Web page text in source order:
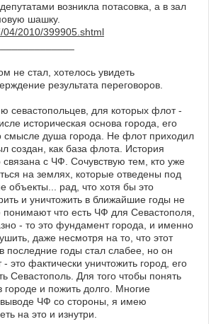
возникла потасовка, а в зал
шашку.
2010/399905.shtml
не стал, хотелось увидеть
результата переговоров.
севастопольцев, для которых флот -
историческая основа города, его
смысле душа города. Не флот приходил
создан, как база флота. История
связана с ЧФ. Сочувствую тем, кто уже
на землях, которые отведены под
объекты... рад, что хотя бы это
и уничтожить в ближайшие годы не
что есть ЧФ для Севастополя,
- то это фундамент города, и именно
даже несмотря на то, что этот
последние годы стал слабее, но он
это фактически уничтожить город, его
Севастополь. Для того чтобы понять
городе и пожить долго. Многие
выводе ЧФ со стороны, я имею
на это и изнутри.